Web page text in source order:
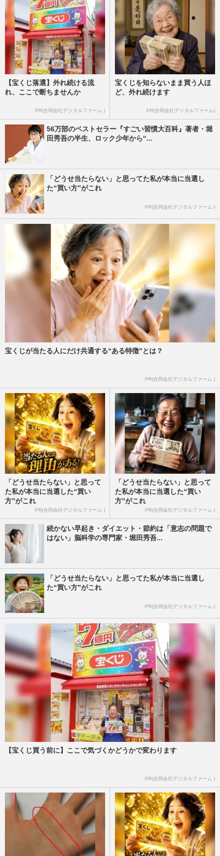
【宝くじ落選】外れ続ける流
れ、ここで断ちませんか
PR(合同会社デジタルファーム )
宝くじを知らないまま買う人ほ
ど、外れ続けます
PR(合同会社デジタルファーム)
56万部のベストセラー『すごい習慣大百科』著者・堀
田秀吾の半生、ロック少年から“...
「どうせ当たらない」と思ってた私が本当に当選し
た“買い方”がこれ
PR(合同会社デジタルファーム )
宝くじが当たる人にだけ共通する“ある特徴”とは？
PR(合同会社デジタルファーム )
「どうせ当たらない」と思って
た私が本当に当選した“買い
方”がこれ
PR(合同会社デジタルファーム )
「どうせ当たらない」と思って
た私が本当に当選した“買い
方”がこれ
PR(合同会社デジタルファーム )
続かない早起き・ダイエット・節約は「意志の問題で
はない」脳科学の専門家・堀田秀吾...
「どうせ当たらない」と思ってた私が本当に当選し
た“買い方”がこれ
PR(合同会社デジタルファーム )
【宝くじ買う前に】ここで気づくかどうかで変わります
PR(合同会社デジタルファーム )